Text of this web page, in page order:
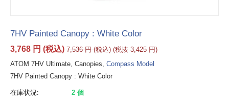
7HV Painted Canopy : White Color
3,768 円 (税込) 7,536 円(税込) (税抜 3,425 円)
ATOM 7HV Ultimate, Canopies, Compass Model
7HV Painted Canopy : White Color
在庫状況: 2 個